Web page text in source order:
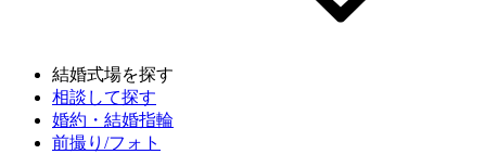
結婚式場を探す
相談して探す
婚約・結婚指輪
前撮り/フォト